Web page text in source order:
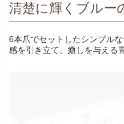
清楚に輝くブルー
6本爪でセットしたシンプル
感を引き立て、癒しを与える